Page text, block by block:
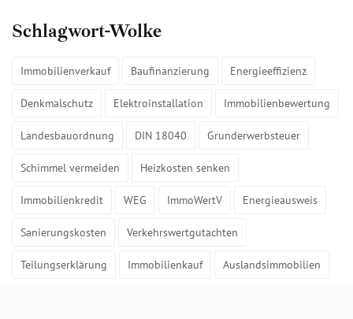
Schlagwort-Wolke
Immobilienverkauf Baufinanzierung Energieeffizienz
Denkmalschutz Elektroinstallation Immobilienbewertung
Landesbauordnung DIN 18040 Grunderwerbsteuer
Schimmel vermeiden Heizkosten senken
Immobilienkredit WEG ImmoWertV Energieausweis
Sanierungskosten Verkehrswertgutachten
Teilungserklärung Immobilienkauf Auslandsimmobilien